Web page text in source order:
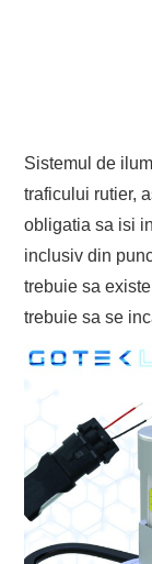
Sistemul de
traficului rutier,
obligatia sa isi
inclusiv din
trebuie sa
trebuie sa se